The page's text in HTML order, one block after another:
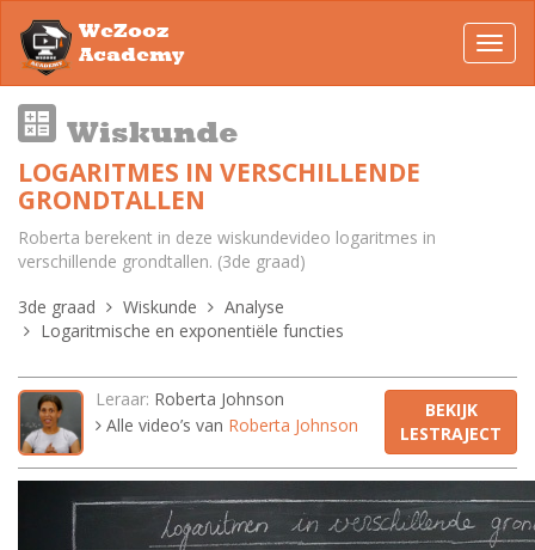
WeZooz
Academy
Wiskunde
LOGARITMES IN VERSCHILLENDE
GRONDTALLEN
Roberta berekent in deze wiskundevideo logaritmes in
verschillende grondtallen. (3de graad)
3de graad
Wiskunde
Analyse
Logaritmische en exponentiële functies
Leraar: Roberta Johnson
Alle video’s van Roberta Johnson
BEKIJK
LESTRAJECT